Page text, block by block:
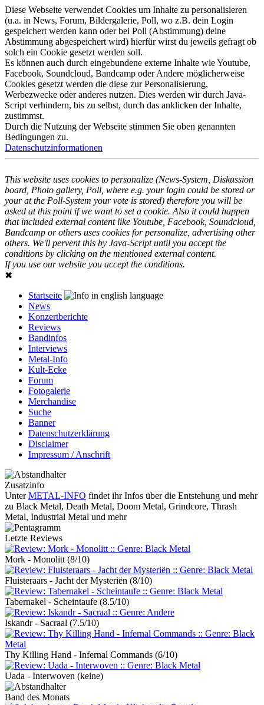
Diese Webseite verwendet Cookies um Inhalte zu personalisieren
(u.a. in News, Forum, Bildergalerie, Poll, wo z.B. dein Login
gespeichert werden kann oder bei Poll (Abstimmung) deine
Abstimmung abgespeichert wird) hierfür wirst du jeweils gefragt ob
solch ein Cookie gesetzt werden soll.
Es können auch durch eingebundene externe Inhalte wie Youtube,
Facebook, Soundcloud, Bandcamp oder Andere möglicherweise
Cookies gesetzt werden die diese zur Personalisierung,
Werbezwecke oder anderes nutzen. Dies werden wir durch Java-
Script verhindern, bis zu selbst, durch das anklicken der Inhalte,
zustimmst.
Durch die Nutzung der Webseite stimmen Sie oben genannten
Bedingungen zu.
Datenschutzinformationen
This website uses cookies to personalize (News-System, Diskussion
board, Photo gallery, Poll, where e.g. your login could be stored or
your at the Poll-System your vote is stored) therefore you will be
asked at this point if we want to set a cookie. Also it could happen
that included external content like Youtube, Facebook, Soundcloud,
Bandcamp or others uses cookies for personalize, advertising other
others. We'll pervent this by Java-Script until you accept the
conditions by clicking on the mentioned external content.
If you use our website you accept the conditions.
✖
Startseite
News
Konzertberichte
Reviews
Bandinfos
Interviews
Metal-Info
Kult-Ecke
Forum
Fotogalerie
Merchandise
Suche
Banner
Datenschutzerklärung
Disclaimer
Impressum / Anschrift
Zusatzinfo
UnterMETAL-INFO findet ihr Infos über die Entstehung und mehr
zu Black Metal, Death Metal, Doom Metal, Grindcore, Thrash
Metal, Industrial Metal und mehr
Letzte Reviews
Mork - Monolitt (8/10)
Fluisteraars - Jacht der Mysteriën (8/10)
Tabernakel - Scheintaufe (8.5/10)
Iskandr - Sacraal (7.5/10)
Thy Killing Hand - Infernal Commands (6/10)
Uada - Interwoven (keine)
Band des Monats